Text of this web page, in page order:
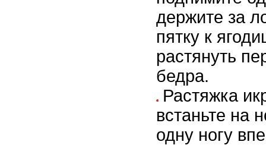
держите за
пятку к
растянуть
бедра.
Растяжка
встаньте на
одну ногу